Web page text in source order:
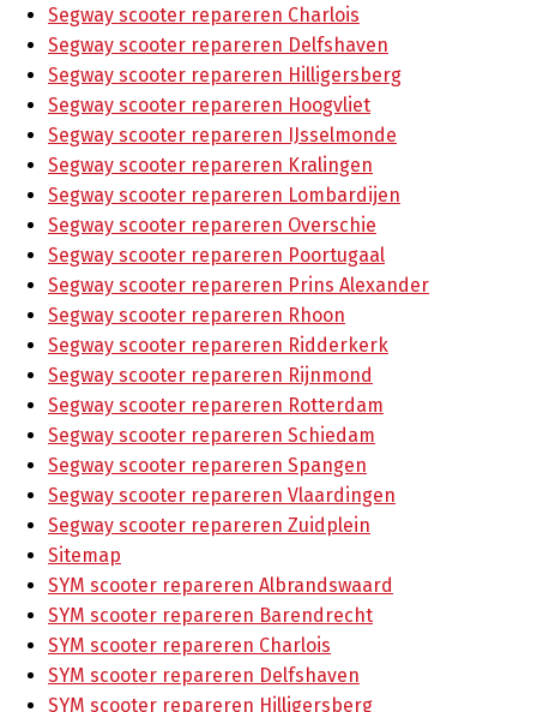
Segway scooter repareren Charlois
Segway scooter repareren Delfshaven
Segway scooter repareren Hilligersberg
Segway scooter repareren Hoogvliet
Segway scooter repareren IJsselmonde
Segway scooter repareren Kralingen
Segway scooter repareren Lombardijen
Segway scooter repareren Overschie
Segway scooter repareren Poortugaal
Segway scooter repareren Prins Alexander
Segway scooter repareren Rhoon
Segway scooter repareren Ridderkerk
Segway scooter repareren Rijnmond
Segway scooter repareren Rotterdam
Segway scooter repareren Schiedam
Segway scooter repareren Spangen
Segway scooter repareren Vlaardingen
Segway scooter repareren Zuidplein
Sitemap
SYM scooter repareren Albrandswaard
SYM scooter repareren Barendrecht
SYM scooter repareren Charlois
SYM scooter repareren Delfshaven
SYM scooter repareren Hilligersberg